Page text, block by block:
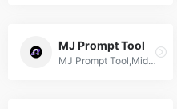
MJ Prompt Tool
MJ Prompt Tool,MidJourney Prompt提示词网站,直接上传图像